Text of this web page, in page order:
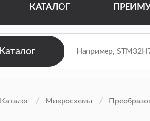
КАТАЛОГ
Каталог
Каталог Микросхемы